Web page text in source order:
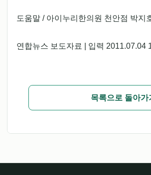
도움말 / 아이누리한의원 천안점 박지
연합뉴스 보도자료 | 입력 2011.07.04
목록으로 돌아가